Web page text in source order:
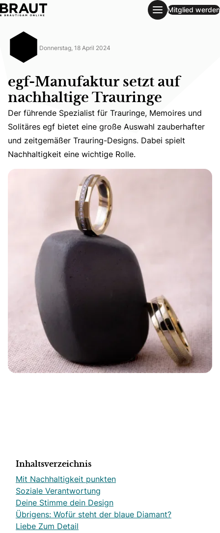
egf-Manufaktur setzt auf nachhaltige Trauringe
Mitglied werden
Donnerstag, 18 April 2024
egf-Manufaktur setzt auf
nachhaltige Trauringe
Der führende Spezialist für Trauringe, Memoires und
Der führende Spezialist für Trauringe, Memoires und
Solitäres egf bietet eine große Auswahl zauberhafter
und zeitgemäßer Trauring-Designs. Dabei spielt
Nachhaltigkeit eine wichtige Rolle.
Inhaltsverzeichnis
Mit Nachhaltigkeit punkten
Soziale Verantwortung
Deine Stimme dein Design
Übrigens: Wofür steht der blaue Diamant?
Liebe Zum Detail